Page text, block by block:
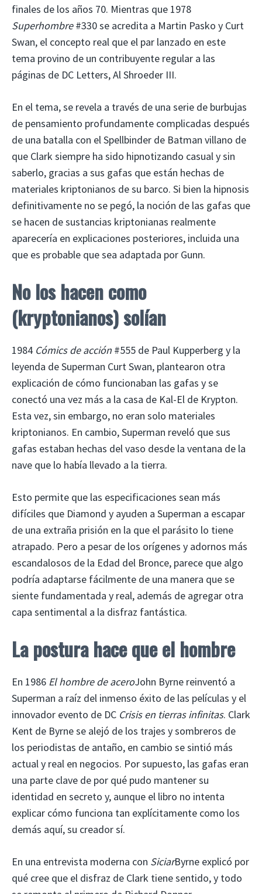
finales de los años 70. Mientras que 1978
Superhombre#330 se acredita a Martin Pasko y Curt
Swan, el concepto real que el par lanzado en este
tema provino de un contribuyente regular a las
páginas de DC Letters, Al Shroeder III.
En el tema, se revela a través de una serie de burbujas
de pensamiento profundamente complicadas después
de una batalla con el Spellbinder de Batman villano de
que Clark siempre ha sido hipnotizando casual y sin
saberlo, gracias a sus gafas que están hechas de
materiales kriptonianos de su barco. Si bien la hipnosis
definitivamente no se pegó, la noción de las gafas que
se hacen de sustancias kriptonianas realmente
aparecería en explicaciones posteriores, incluida una
que es probable que sea adaptada por Gunn.
No los hacen como
(kryptonianos) solían
1984 Cómics de acción #555 de Paul Kupperberg y la
leyenda de Superman Curt Swan, plantearon otra
explicación de cómo funcionaban las gafas y se
conectó una vez más a la casa de Kal-El de Krypton.
Esta vez, sin embargo, no eran solo materiales
kriptonianos. En cambio, Superman reveló que sus
gafas estaban hechas del vaso desde la ventana de la
nave que lo había llevado a la tierra.
Esto permite que las especificaciones sean más
difíciles que Diamond y ayuden a Superman a escapar
de una extraña prisión en la que el parásito lo tiene
atrapado. Pero a pesar de los orígenes y adornos más
escandalosos de la Edad del Bronce, parece que algo
podría adaptarse fácilmente de una manera que se
siente fundamentada y real, además de agregar otra
capa sentimental a la disfraz fantástica.
La postura hace que el hombre
En 1986 El hombre de aceroJohn Byrne reinventó a
Superman a raíz del inmenso éxito de las películas y el
innovador evento de DC Crisis en tierras infinitas. Clark
Kent de Byrne se alejó de los trajes y sombreros de
los periodistas de antaño, en cambio se sintió más
actual y real en negocios. Por supuesto, las gafas eran
una parte clave de por qué pudo mantener su
identidad en secreto y, aunque el libro no intenta
explicar cómo funciona tan explícitamente como los
demás aquí, su creador sí.
En una entrevista moderna con SiciarByrne explicó por
qué cree que el disfraz de Clark tiene sentido, y todo